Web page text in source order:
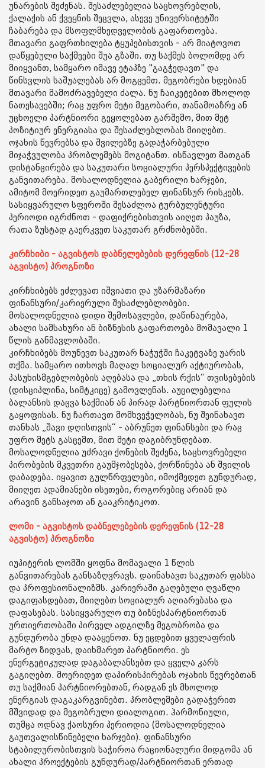
უნარების შეძენას. შესაძლებელია საცხოვრებლის,
ქალაქის ან ქვეყნის შეცვლა, ასევე უნივერსიტეტში
ჩაბარება და მსოფლმხედველობის გაფართოება.
მთავარი გაფრთხილება ტყუპებისთვის - არ მიატოვოთ
დაწყებული საქმეები შუა გზაში. თუ საქმეს ბოლომდე არ
მიიყვანთ, სამყარო იმავე ეტაპზე "გაგჭედავთ" და
წინსვლის საშუალებას არ მოგცემთ. მეგობრები ხდებიან
მთავარი მამოძრავებელი ძალა. ნუ ჩაიკეტებით მხოლოდ
ნათესავებში; რაც უფრო მეტი მეგობარი, თანამოაზრე ან
უცხოელი პარტნიორი გეყოლებათ გარშემო, მით მეტ
პოზიტიურ ენერგიასა და შესაძლებლობას მიიღებთ.
ოჯახის წევრებსა და შვილებზე გადაჭარბებული
მიჯაჭვულობა პრობლემებს მოგიტანთ. ისწავლეთ მათგან
დისტანცირება და საკუთარი სოციალური პერსპექტივების
განვითარება. მოსალოდნელია გაბერილი ხარჯები,
ამიტომ მოერიდეთ გაუმართლებელ ფინანსურ რისკებს.
სასიყვარულო სფეროში შესაძლოა ტურბულენტური
პერიოდი იგრძნოთ - დაფიქრებისთვის აიღეთ პაუზა,
რათა ზუსტად გაერკვეთ საკუთარ გრძნობებში.
კირჩხიბი - აგვისტოს დაბნელებების დერეფნის (12-28
აგვისტო) პროგნოზი
კირჩხიბებს ეძლევათ იშვიათი და უზარმაზარი
ფინანსური/კარიერული შესაძლებლობები.
მოსალოდნელია დიდი შემოსავლები, დაწინაურება,
ახალი სამსახური ან ბიზნესის გაფართოება მომავალი 1
წლის განმავლობაში.
კირჩხიბებს მოუწევთ საკუთარ ნაჭუჭში ჩაკეტვაზე უარის
თქმა. სამყარო ითხოვს მაღალ სოციალურ აქტიურობას,
პასუხისმგებლობების აღებასა და „თხის რქის“ თვისებების
(დისციპლინა, სიმტკიცე) გამოვლენას. აუცილებელია
ბალანსის დაცვა საქმიან ან პირად პარტნიორთან ფულის
გაყოფისას. ნუ ჩართავთ მომხვეჭელობას, ნუ შეინახავთ
თანხას „შავი დღისთვის“ - აბრუნეთ ფინანსები და რაც
უფრო მეტს გასცემთ, მით მეტი დაგიბრუნდებათ.
მოსალოდნელია უძრავი ქონების შეძენა, საცხოვრებელი
პირობების მკვეთრი გაუმჯობესება, ქორწინება ან შვილის
დაბადება. იყავით გულწრფელები, იმოქმედეთ გუნდურად,
მიიღეთ ადამიანები ისეთები, როგორებიც არიან და
არავინ განსაჯოთ ან გააკრიტიკოთ.
ლომი - აგვისტოს დაბნელებების დერეფნის (12-28
აგვისტო) პროგნოზი
იუპიტერის ლომში ყოფნა მომავალი 1 წლის
განვითარებას განსაზღვრავს. დაინახავთ საკუთარ ფასსა
და პროფესიონალიზმს. კარიერაში გაღებული ღვაწლი
დაგიფასდებათ, მიიღებთ სოციალურ აღიარებასა და
დაფასებას. სასიყვარულო თუ ბიზნესპარტნიორთან
ურთიერთობაში პირველ ადგილზე მეგობრობა და
გუნდურობა უნდა დააყენოთ. ნუ ეცდებით ყველაფრის
მარტო ზიდვას, დაიხმარეთ პარტნიორი. ეს
ენერგეტიკულად დაგაბალანსებთ და ყველა კარს
გაგიღებთ. მოერიდეთ დაპირისპირებას ოჯახის წევრებთან
თუ საქმიან პარტნიორებთან, რადგან ეს მხოლოდ
ენერგიას დაგაკარგვინებთ. პრობლემები გადაჭერით
მშვიდად და მეგობრული დიალოგით. ჰარმონიული,
თუმცა ოდნავ ქაოსური პერიოდია (მოსალოდნელია
გაუთვალისწინებელი ხარჯები). ფინანსური
სტაბილურობისთვის საჭიროა რაციონალური მიდგომა ან
ახალი პროექტების გუნდურად/პარტნიორთან ერთად